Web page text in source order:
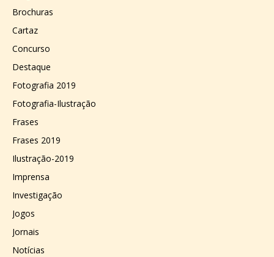
Brochuras
Cartaz
Concurso
Destaque
Fotografia 2019
Fotografia-Ilustração
Frases
Frases 2019
Ilustração-2019
Imprensa
Investigação
Jogos
Jornais
Notícias